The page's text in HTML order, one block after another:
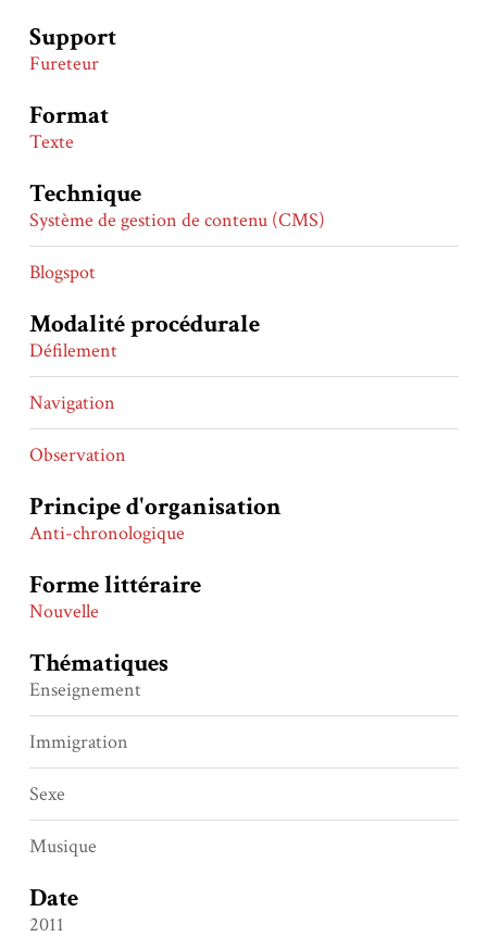
Support
Fureteur
Format
Texte
Technique
Système de gestion de contenu (CMS)
Blogspot
Modalité procédurale
Défilement
Navigation
Observation
Principe d'organisation
Anti-chronologique
Forme littéraire
Nouvelle
Thématiques
Enseignement
Immigration
Sexe
Musique
Date
2011